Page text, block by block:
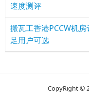
速度测评
搬瓦工香港PCCW机
足用户可选
CopyRight ©